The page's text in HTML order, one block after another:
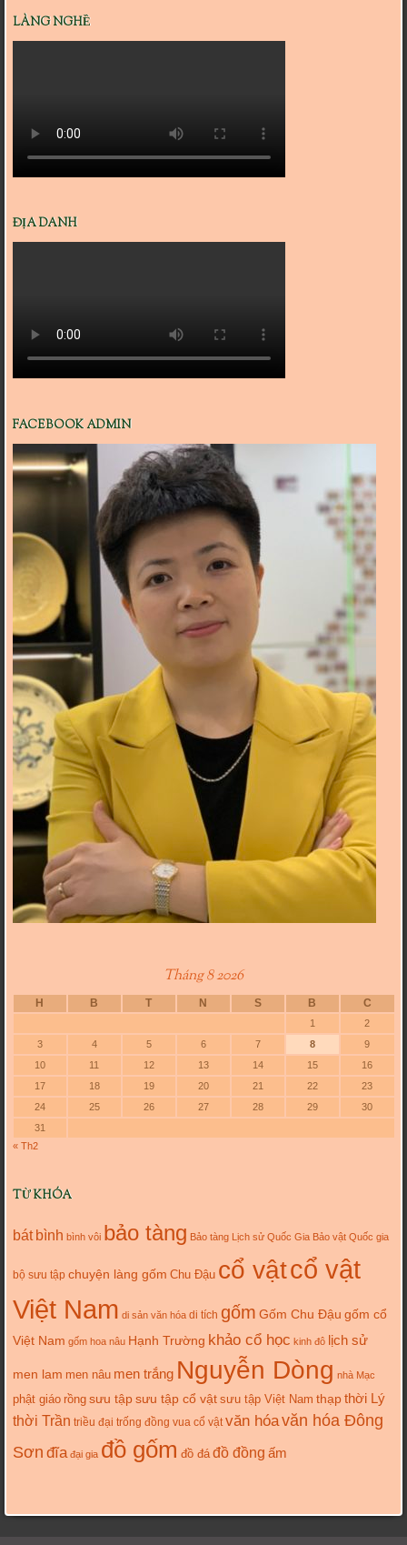
LÀNG NGHỀ
ĐỊA DANH
FACEBOOK ADMIN
Tháng 8 2026
H B T N S B C
1
2
3
4 5 6 7 8
9
10
11 12 13 14 15
16
17
18 19 20 21 22
23
24
25 26 27 28 29
30
31
« Th2
TỪ KHÓA
bát bình bình vôi bảo tàng Bảo tàng Lịch sử Quốc Gia Bảo vật Quốc gia
bộ sưu tập chuyện làng gốm Chu Đậu cổ vậtcổ vật
Việt Nam di sản văn hóa di tích gốm Gốm Chu Đậu gốm cổ
Việt Nam gốm hoa nâu Hạnh Trường khảo cổ học kinh đô lịch sử
men lam men nâu men trắng Nguyễn Dòng nhà Mạc
phật giáo rồng sưu tập sưu tập cổ vật sưu tập Việt Nam thạp thời Lý
thời Trần triều đại trống đồng vua cổ vật văn hóavăn hóa Đông
Sơn đĩa đại gia đồ gốm đồ đá đồ đồng ấm